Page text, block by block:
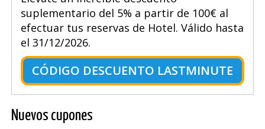
suplementario del 5% a partir de 100€ al
efectuar tus reservas de Hotel. Válido hasta
el 31/12/2026.
CÓDIGO DESCUENTO LASTMINUTE
Nuevos cupones